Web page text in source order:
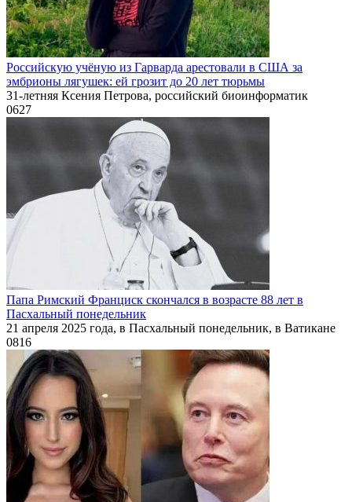
Российскую учёную из Гарварда арестовали в США за
эмбрионы лягушек: ей грозит до 20 лет тюрьмы
31-летняя Ксения Петрова, российский биоинформатик
0627
Папа Римский Франциск скончался в возрасте 88 лет в
Пасхальный понедельник
21 апреля 2025 года, в Пасхальный понедельник, в Ватикане
0816